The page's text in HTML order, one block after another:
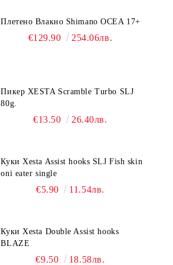
Плетено Влакно Shimano OCEA 17+
€129.90 254.06лв.
Пикер XESTA Scramble Turbo SLJ
80g.
€13.50 26.40лв.
Куки Xesta Assist hooks SLJ Fish skin
oni eater single
€5.90 11.54лв.
Куки Xesta Double Assist hooks
BLAZE
€9.50 18.58лв.